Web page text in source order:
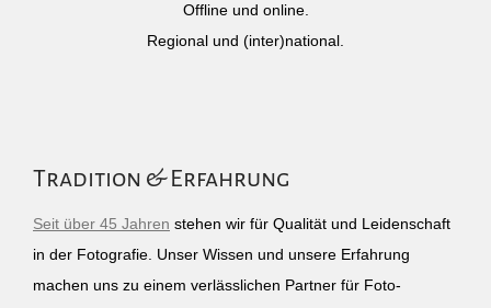
Offline und online.
Regional und (inter)national.
Tradition & Erfahrung
Seit über 45 Jahren stehen wir für Qualität und Leidenschaft
in der Fotografie. Unser Wissen und unsere Erfahrung
machen uns zu einem verlässlichen Partner für Foto-